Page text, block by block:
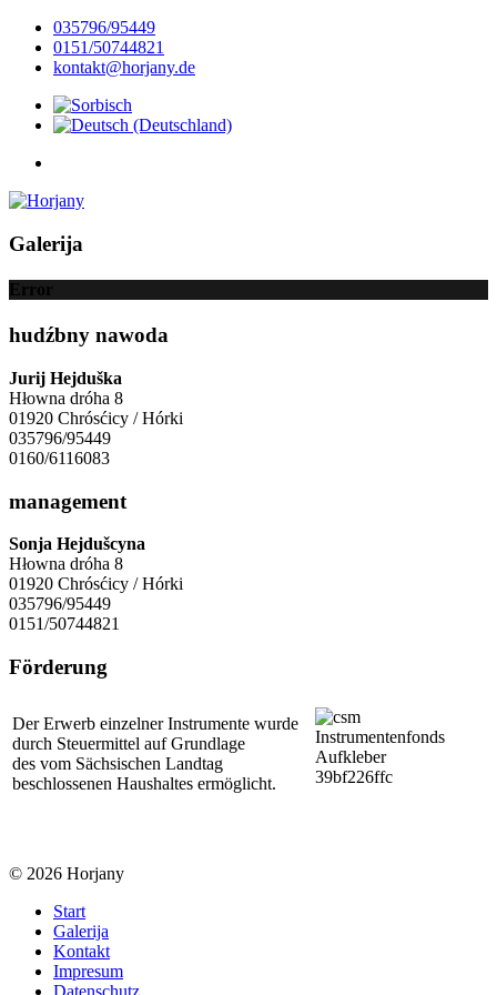
035796/95449
0151/50744821
kontakt@horjany.de
Galerija
Error
hudźbny nawoda
Jurij Hejduška
Hłowna dróha 8
01920 Chrósćicy / Hórki
035796/95449
0160/6116083
management
Sonja Hejdušcyna
Hłowna dróha 8
01920 Chrósćicy / Hórki
035796/95449
0151/50744821
Förderung
Der Erwerb einzelner Instrumente wurde
durch Steuermittel auf Grundlage
des vom Sächsischen Landtag
beschlossenen Haushaltes ermöglicht.
© 2026 Horjany
Start
Galerija
Kontakt
Impresum
Datenschutz